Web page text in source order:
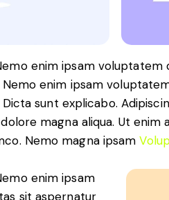
enim ipsam voluptatem
enim ipsam
sunt explicabo.
magna aliqua. Ut enim
Nemo magna ipsam
enim ipsam
sit aspernatur